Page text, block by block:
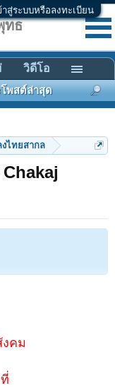
าสู่ระบบหรือลงทะเบียน
งไทยสากล
งคม
ทธ
พสต์ล่าสุด
วิดีโอ